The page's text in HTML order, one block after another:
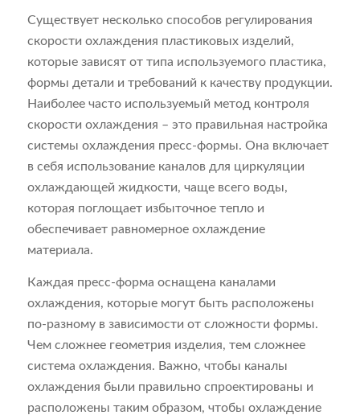
Существует несколько способов регулирования
скорости охлаждения пластиковых изделий,
которые зависят от типа используемого пластика,
формы детали и требований к качеству продукции.
Наиболее часто используемый метод контроля
скорости охлаждения – это правильная настройка
системы охлаждения пресс-формы. Она включает
в себя использование каналов для циркуляции
охлаждающей жидкости, чаще всего воды,
которая поглощает избыточное тепло и
обеспечивает равномерное охлаждение
материала.
Каждая пресс-форма оснащена каналами
охлаждения, которые могут быть расположены
по-разному в зависимости от сложности формы.
Чем сложнее геометрия изделия, тем сложнее
система охлаждения. Важно, чтобы каналы
охлаждения были правильно спроектированы и
расположены таким образом, чтобы охлаждение